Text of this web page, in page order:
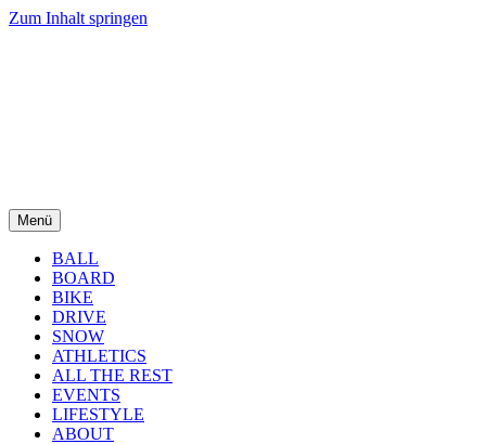
Zum Inhalt springen
Menü
BALL
BOARD
BIKE
DRIVE
SNOW
ATHLETICS
ALL THE REST
EVENTS
LIFESTYLE
ABOUT